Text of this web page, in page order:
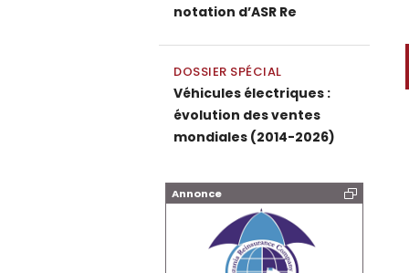
notation d’ASR Re
DOSSIER SPÉCIAL
Véhicules électriques :
évolution des ventes
mondiales (2014-2026)
Annonce